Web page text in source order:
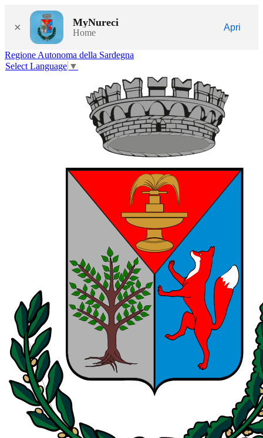
× MyNureci
Home
Apri
Regione Autonoma della Sardegna
Select Language ▼